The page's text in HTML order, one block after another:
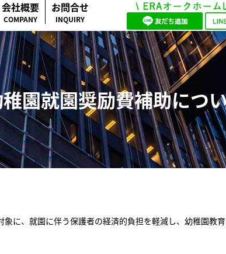
会社概要
COMPANY
お問合せ
INQUIRY
園就園奨励費補助につ
に、就園に伴う保護者の経済的負担を軽減し、幼稚園教